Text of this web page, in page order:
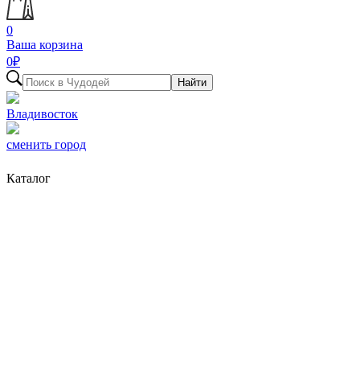
0
Ваша корзина
0₽
Найти
Владивосток
сменить город
Каталог